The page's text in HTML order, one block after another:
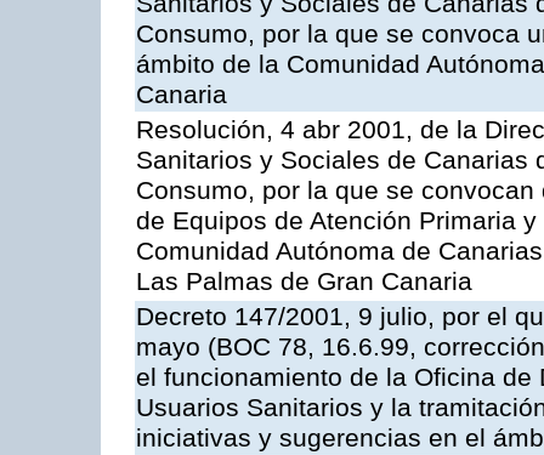
Consumo, por la que se convoca
ámbito de la Comunidad
Canaria
Resolución, 4 abr 2001, de la
Sanitarios y Sociales de Canarias
Consumo, por la que se
de Equipos de Atención Primaria
Comunidad Autónoma de
Las Palmas de Gran Canaria
Decreto 147/2001, 9 julio, por el
mayo (BOC 78, 16.6.99,
el funcionamiento de la Oficina
Usuarios Sanitarios y la
iniciativas y sugerencias en el